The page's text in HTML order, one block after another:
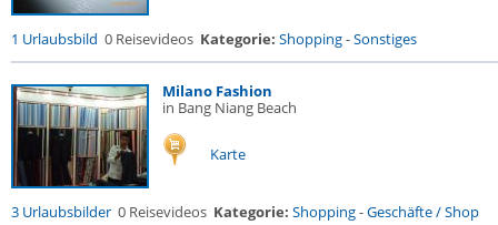
1 Urlaubsbild 0 Reisevideos Kategorie: Shopping-Sonstiges
Milano Fashion
in Bang Niang Beach
Karte
3 Urlaubsbilder 0 Reisevideos Kategorie: Shopping-Geschäfte / Shop